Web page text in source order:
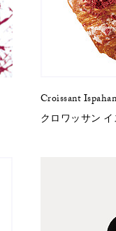
Croissant
クロワッサン